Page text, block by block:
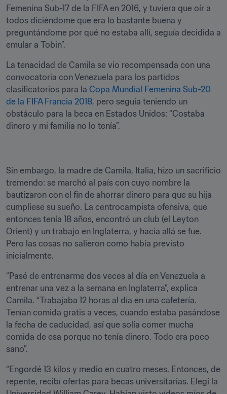
Femenina Sub-17 de la FIFA en 2016, y tuviera que oír a
todos diciéndome que era lo bastante buena y
preguntándome por qué no estaba allí, seguía decidida a
emular a Tobin”.
La tenacidad de Camila se vio recompensada con una
convocatoria con Venezuela para los partidos
clasificatorios para la Copa Mundial Femenina Sub-20
de la FIFA Francia 2018, pero seguía teniendo un
obstáculo para la beca en Estados Unidos: “Costaba
dinero y mi familia no lo tenía”.
Sin embargo, la madre de Camila, Italia, hizo un sacrificio
tremendo: se marchó al país con cuyo nombre la
bautizaron con el fin de ahorrar dinero para que su hija
cumpliese su sueño. La centrocampista ofensiva, que
entonces tenía 18 años, encontró un club (el Leyton
Orient) y un trabajo en Inglaterra, y hacia allá se fue.
Pero las cosas no salieron como había previsto
inicialmente.
“Pasé de entrenarme dos veces al día en Venezuela a
entrenar una vez a la semana en Inglaterra”, explica
Camila. “Trabajaba 12 horas al día en una cafetería.
Tenían comida gratis a veces, cuando estaba pasándose
la fecha de caducidad, así que solía comer mucha
comida de esa porque no tenía dinero. Todo era poco
sano”.
“Engordé 13 kilos y medio en cuatro meses. Entonces, de
repente, recibí ofertas para becas universitarias. Elegí la